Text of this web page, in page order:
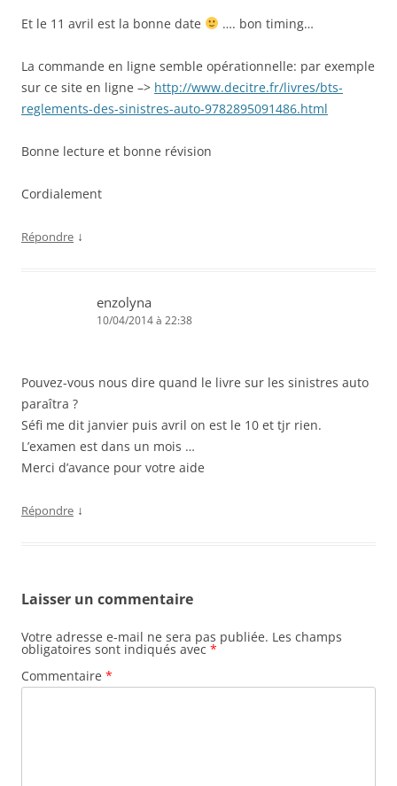
Et le 11 avril est la bonne date …. bon timing…
La commande en ligne semble opérationnelle: par exemple
sur ce site en ligne –> http://www.decitre.fr/livres/bts-
reglements-des-sinistres-auto-9782895091486.html
Bonne lecture et bonne révision
Cordialement
Répondre ↓
enzolyna
10/04/2014 à 22:38
Pouvez-vous nous dire quand le livre sur les sinistres auto
paraîtra ?
Séfi me dit janvier puis avril on est le 10 et tjr rien.
L’examen est dans un mois …
Merci d’avance pour votre aide
Répondre ↓
Laisser un commentaire
Votre adresse e-mail ne sera pas publiée. Les champs
obligatoires sont indiqués avec *
Commentaire *